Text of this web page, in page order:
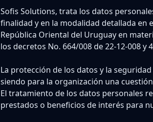
Sofis Solutions, trata los datos
finalidad y en la modalidad detallada en
República Oriental del Uruguay en
los decretos No. 664/008 de 22-12-008 y
La protección de los datos y la
siendo para la organización una
El tratamiento de los datos personales
prestados o beneficios de interés para